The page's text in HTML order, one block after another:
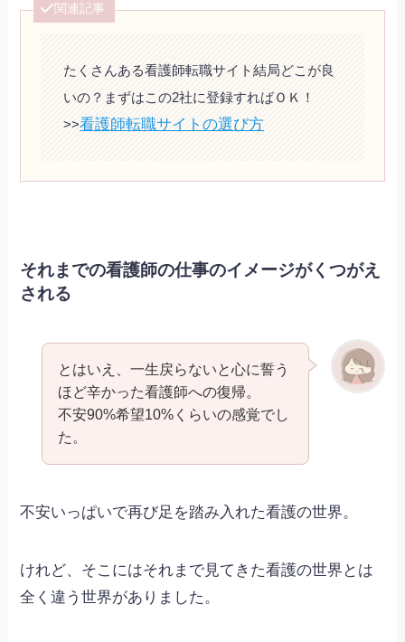
関連記事
たくさんある看護師転職サイト結局どこが良
いの？まずはこの2社に登録すればＯＫ！
>>看護師転職サイトの選び方
それまでの看護師の仕事のイメージがくつがえ
される
とはいえ、一生戻らないと心に誓う
ほど辛かった看護師への復帰。
不安90%希望10%くらいの感覚でし
た。
不安いっぱいで再び足を踏み入れた看護の世界。
けれど、そこにはそれまで見てきた看護の世界とは
全く違う世界がありました。